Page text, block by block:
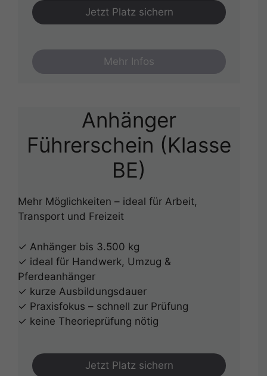
Jetzt Platz sichern
Mehr Infos
Anhänger
Führerschein (Klasse
BE)
Mehr Möglichkeiten – ideal für Arbeit,
Transport und Freizeit
✓ Anhänger bis 3.500 kg
✓ ideal für Handwerk, Umzug &
Pferdeanhänger
✓ kurze Ausbildungsdauer
✓ Praxisfokus – schnell zur Prüfung
✓ keine Theorieprüfung nötig
Jetzt Platz sichern